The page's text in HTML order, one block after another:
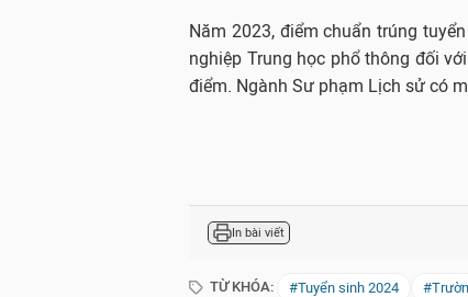
Năm 2023, điểm chuẩn trúng
nghiệp Trung học phổ thông đối
điểm. Ngành Sư phạm Lịch sử có
In bài viết
TỪ KHÓA: #Tuyển sinh 2024